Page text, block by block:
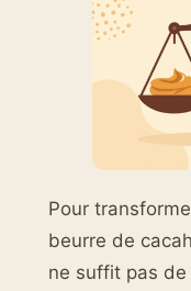
Pour
beurre de
ne suffit pas